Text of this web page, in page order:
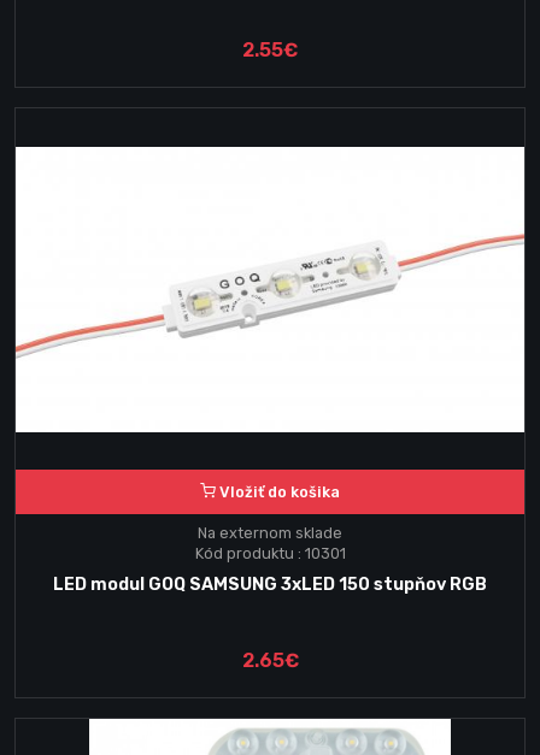
2.55€
Vložiť do košika
Na externom sklade
Kód produktu : 10301
LED modul GOQ SAMSUNG 3xLED 150 stupňov RGB
2.65€